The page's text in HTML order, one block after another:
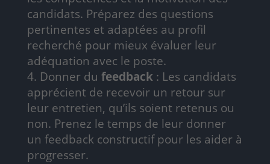
candidats. Préparez des questions
pertinentes et adaptées au profil
recherché pour mieux évaluer leur
adéquation avec le poste.
Donner du feedback: Les candidats
apprécient de recevoir un retour sur
leur entretien, qu’ils soient retenus ou
non. Prenez le temps de leur donner
un feedback constructif pour les aider à
progresser.